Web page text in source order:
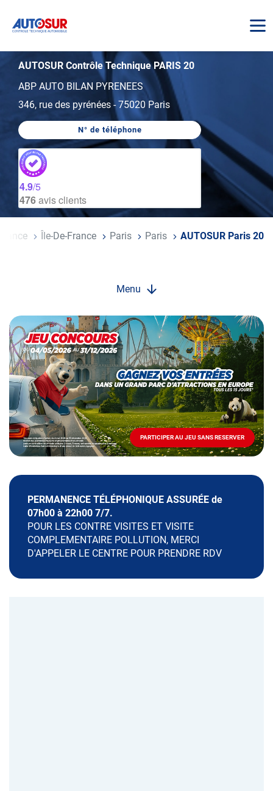
AUTOSUR Contrôle Technique PARIS 20
ABP AUTO BILAN PYRENEES
346, rue des pyrénées - 75020 Paris
N° de téléphone
AFFICHER
LE
PARIS
20
4.9/5
476avis clients
Île-De-France Paris Paris AUTOSUR Paris 20
Menu
Opération
spéciale
Mai
-
Décembre
2026
Locations
PARTICIPER AU JEU SANS RESERVER
PARTICIPER
AU
JEU
RESERVER
PERMANENCE TÉLÉPHONIQUE ASSURÉE de
07h00 à 22h00 7/7.
POUR LES CONTRE VISITES ET VISITE
COMPLEMENTAIRE POLLUTION, MERCI
D'APPELER LE CENTRE POUR PRENDRE RDV